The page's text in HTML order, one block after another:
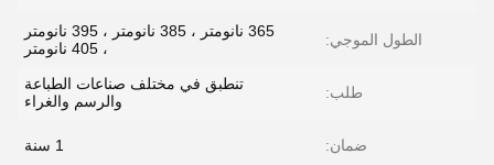
الطول الموجي:
365 نانومتر ، 385 نانومتر ، 395 نانومتر
، 405 نانومتر
طلب:
تنطبق في مختلف صناعات الطباعة
والرسم والغراء
ضمان: 1 سنة